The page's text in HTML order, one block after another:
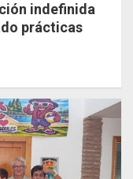
indefinida
prácticas